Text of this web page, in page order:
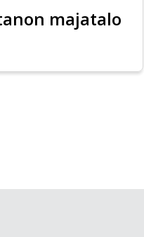
majatalo